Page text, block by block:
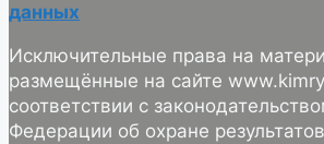
данных
Исключительные права на
размещённые на сайте
соответствии с
Федерации об охране результатов